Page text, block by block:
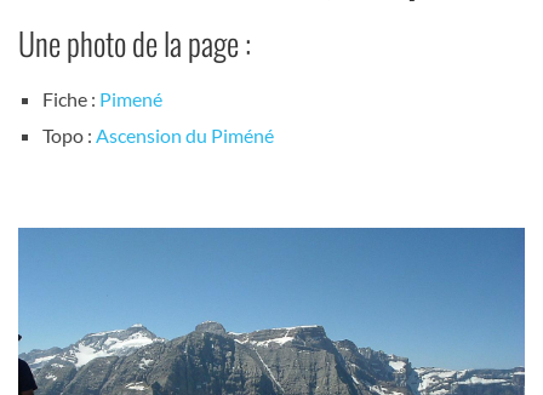
Une photo de la page :
Fiche : Pimené
Topo : Ascension du Piméné